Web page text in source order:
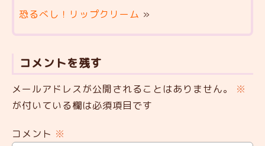
恐るべし！リップクリーム »
コメントを残す
メールアドレスが公開されることはありません。
※
が付いている欄は必須項目です
コメント ※